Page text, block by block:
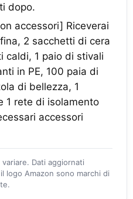
dopo.
accessori] Riceverai
2 sacchetti di cera
caldi, 1 paio di stivali
in PE, 100 paia di
di bellezza, 1
1 rete di isolamento
accessori
Dati aggiornati
logo Amazon sono marchi di